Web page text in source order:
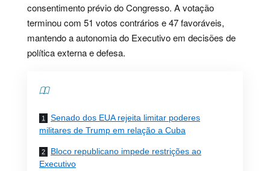
consentimento prévio do Congresso. A votação
terminou com 51 votos contrários e 47 favoráveis,
mantendo a autonomia do Executivo em decisões de
política externa e defesa.
Senado dos EUA rejeita limitar poderes
militares de Trump em relação a Cuba
Bloco republicano impede restrições ao
Executivo